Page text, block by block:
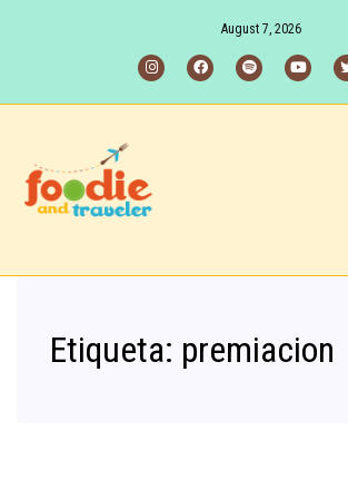
August 7, 2026
Etiqueta: premiacion